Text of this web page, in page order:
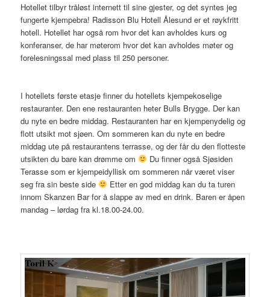
Hotellet tilbyr tråløst internett til sine gjester, og det syntes jeg
fungerte kjempebra! Radisson Blu Hotell Ålesund er et røykfritt
hotell. Hotellet har også rom hvor det kan avholdes kurs og
konferanser, de har møterom hvor det kan avholdes møter og
forelesningssal med plass til 250 personer.
I hotellets første etasje finner du hotellets kjempekoselige
restauranter. Den ene restauranten heter Bulls Brygge. Der kan
du nyte en bedre middag. Restauranten har en kjempenydelig og
flott utsikt mot sjøen. Om sommeren kan du nyte en bedre
middag ute på restaurantens terrasse, og der får du den flotteste
utsikten du bare kan drømme om
Du finner også Sjøsiden
Terasse som er kjempeidyllisk om sommeren når været viser
seg fra sin beste side
Etter en god middag kan du ta turen
innom Skanzen Bar for å slappe av med en drink. Baren er åpen
mandag – lørdag fra kl.18.00-24.00.